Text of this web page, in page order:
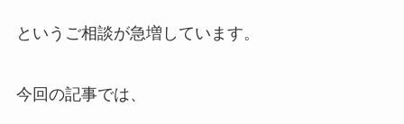
というご相談が急増しています。
今回の記事では、